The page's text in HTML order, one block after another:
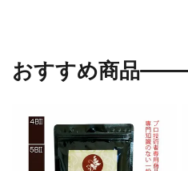
おすすめ商品